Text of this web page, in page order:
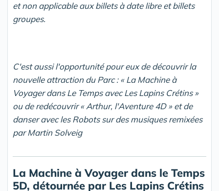
et non applicable aux billets à date libre et billets
groupes.
C'est aussi l'opportunité pour eux de découvrir la
nouvelle attraction du Parc : « La Machine à
Voyager dans Le Temps avec Les Lapins Crétins »
ou de redécouvrir « Arthur, l'Aventure 4D » et de
danser avec les Robots sur des musiques remixées
par Martin Solveig
La Machine à Voyager dans le Temps
5D, détournée par Les Lapins Crétins